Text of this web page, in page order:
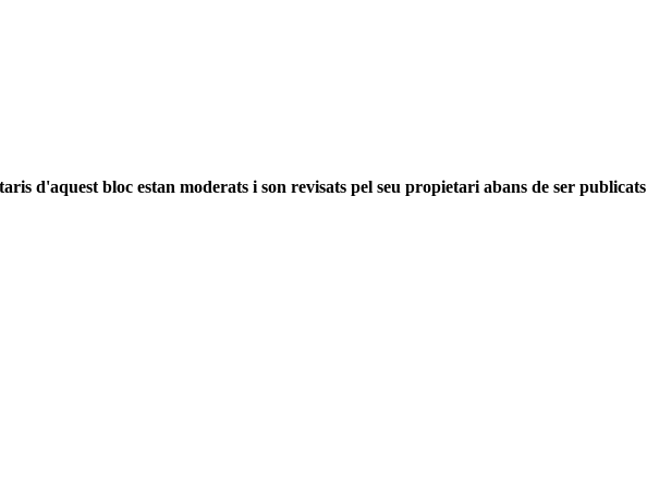
d'aquest bloc estan moderats i son revisats pel seu propietari abans de ser publicats